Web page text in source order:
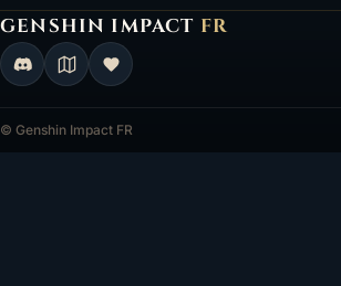
GENSHIN IMPACT FR
Genshin Impact FR, retour à l'accueil
© Genshin Impact FR